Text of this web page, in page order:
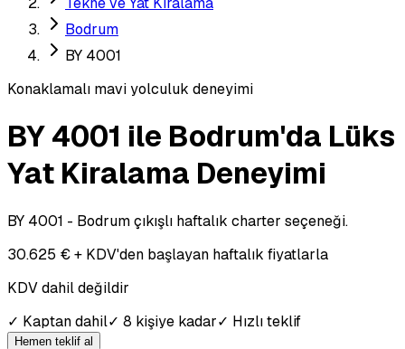
Bodrum
BY 4001
Konaklamalı mavi yolculuk deneyimi
BY 4001 ile Bodrum'da Lüks
Yat Kiralama Deneyimi
BY 4001 - Bodrum çıkışlı haftalık charter seçeneği.
30.625 € + KDV'den başlayan haftalık fiyatlarla
KDV dahil değildir
✓ Kaptan dahil✓ 8 kişiye kadar✓ Hızlı teklif
Hemen teklif al